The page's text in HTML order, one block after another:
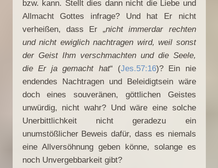
bzw. kann. Stellt dies dann nicht die Liebe und
Allmacht Gottes infrage? Und hat Er nicht
verheißen, dass Er „nicht immerdar rechten
und nicht ewiglich nachtragen wird, weil sonst
der Geist Ihm verschmachten und die Seele,
die Er ja gemacht hat“ (Jes.57:16)? Ein nie
endendes Nachtragen und Beleidigtsein wäre
doch eines souveränen, göttlichen Geistes
unwürdig, nicht wahr? Und wäre eine solche
Unerbittlichkeit nicht geradezu ein
unumstößlicher Beweis dafür, dass es niemals
eine Allversöhnung geben könne, solange es
noch Unvergebbarkeit gibt?